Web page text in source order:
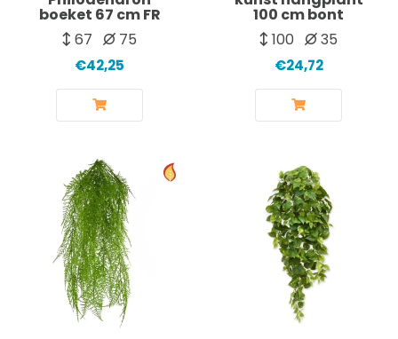
boeket 67 cm FR
67
75
€42,25
100 cm bont
100
35
€24,72